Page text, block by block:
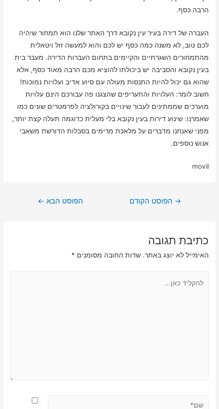
הרבה כסף.
העברה של דירה בעיר עין נקובא דרך האתר שלנו הוא תמחור שיהיה
לכם טוב, לא משנה כמה כסף יש לכם והוא למעשה זול ויטאלית
מהתמחורים השגרתיים והקיימים בתחום העברות הדירה. מעבר בית
בעין נקובא והסביבה יש ביכולתו להוציא מכם הרבה מאוד כסף, אלא
שהוא גם יכול להיות התנסות מעולה עם סיוע אדיב ועלויות נמוכות!
חשוב לומר: העלויות והתעריפים שהצגנו פה עבורכם הינם עלויות
מוערכים שממתינים לעבור שינויים בקורולציה לפרמטרים שונים כמו
שאמרנו: שינוע דירות בעין נקובא בלי מעלית כדוגמה תעלה קצת יותר,
מפני שאנחנו מדברים על מלאכת מרימים בסבלות הדורשת משאבי
אנוש נוספים.
movil
ניווט
→ הפוסט הקודם הפוסט הבא ←
כתיבת תגובה
האימייל לא יוצג באתר. שדות החובה מסומנים *